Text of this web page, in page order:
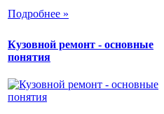
Подробнее »
Кузовной ремонт - основные
понятия